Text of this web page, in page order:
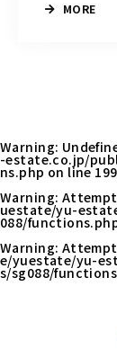
MORE
Warning:
-estate.co.jp/
ns.php on line199
Warning:
uestate/yu-
088/
Warning:
e/yuestate/yu-
s/sg088/